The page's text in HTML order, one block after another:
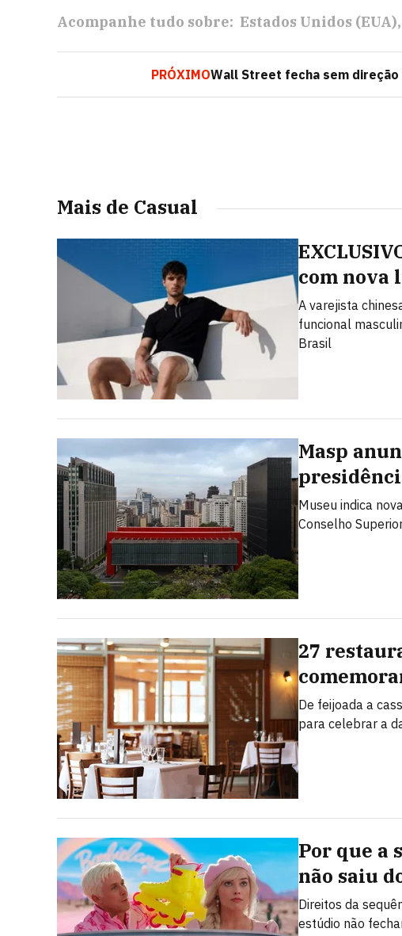
Acompanhe tudo sobre: Estados Unidos (EUA)
PRÓXIMOWall Street fecha sem
Mais de Casual
com nova
A varejista
funcional
Brasil
Masp
Museu indica
Conselho
27
De feijoada a
para celebrar a
Por que a
não saiu
Direitos da
estúdio não